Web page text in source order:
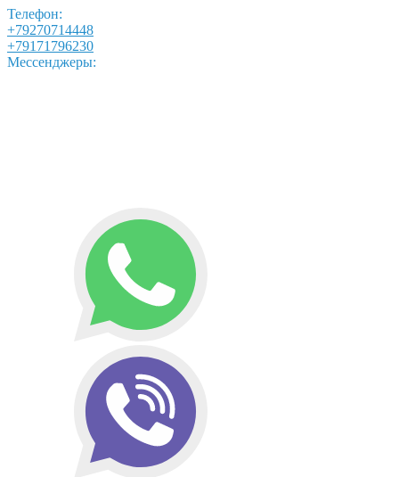
Телефон:
+79270714448
+79171796230
Мессенджеры: